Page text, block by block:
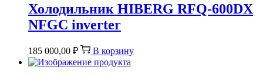
Холодильник HIBERG RFQ-600DX
NFGС inverter
185 000,00 ₽ В корзину